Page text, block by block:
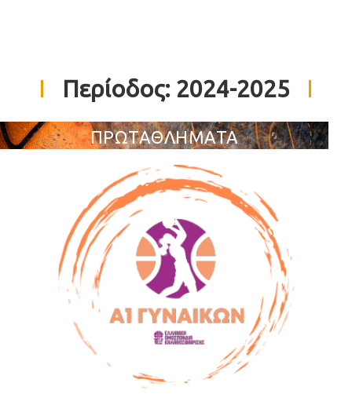
Περίοδος: 2024-2025
ΠΡΩΤΑΘΛΗΜΑΤΑ